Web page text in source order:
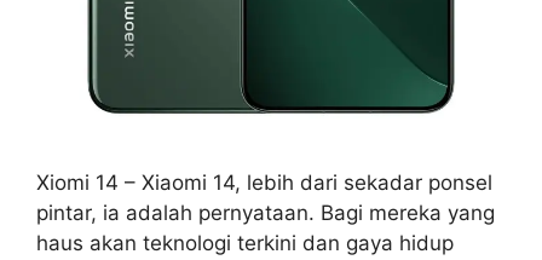
Xiomi 14 – Xiaomi 14, lebih dari sekadar ponsel
pintar, ia adalah pernyataan. Bagi mereka yang
haus akan teknologi terkini dan gaya hidup